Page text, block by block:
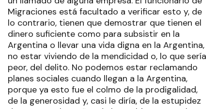
Migraciones está facultado a verificar esto y, de
lo contrario, tienen que demostrar que tienen el
dinero suficiente como para subsistir en la
Argentina o llevar una vida digna en la Argentina,
no estar viviendo de la mendicidad o, lo que sería
peor, del delito. No podemos estar reclamando
planes sociales cuando llegan a la Argentina,
porque ya esto fue el colmo de la prodigalidad,
de la generosidad y, casi le diría, de la estupidez